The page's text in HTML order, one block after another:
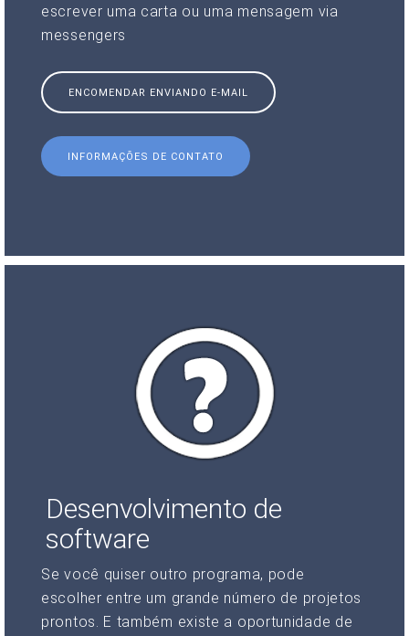
escrever uma carta ou uma mensagem via
messengers
ENCOMENDAR ENVIANDO E-MAIL
INFORMAÇÕES DE CONTATO
Desenvolvimento de
software
Se você quiser outro programa, pode
escolher entre um grande número de projetos
prontos. E também existe a oportunidade de